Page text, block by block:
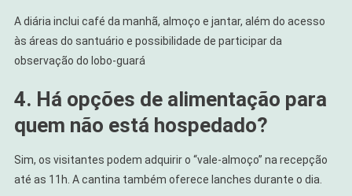
A diária inclui café da manhã, almoço e jantar, além do acesso
às áreas do santuário e possibilidade de participar da
observação do lobo-guará
4. Há opções de alimentação para
quem não está hospedado?
Sim, os visitantes podem adquirir o “vale-almoço” na recepção
até as 11h. A cantina também oferece lanches durante o dia.